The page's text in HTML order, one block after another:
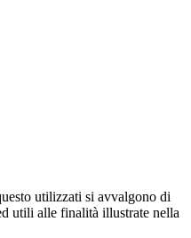
utilizzati si avvalgono di
utili alle finalità illustrate nella